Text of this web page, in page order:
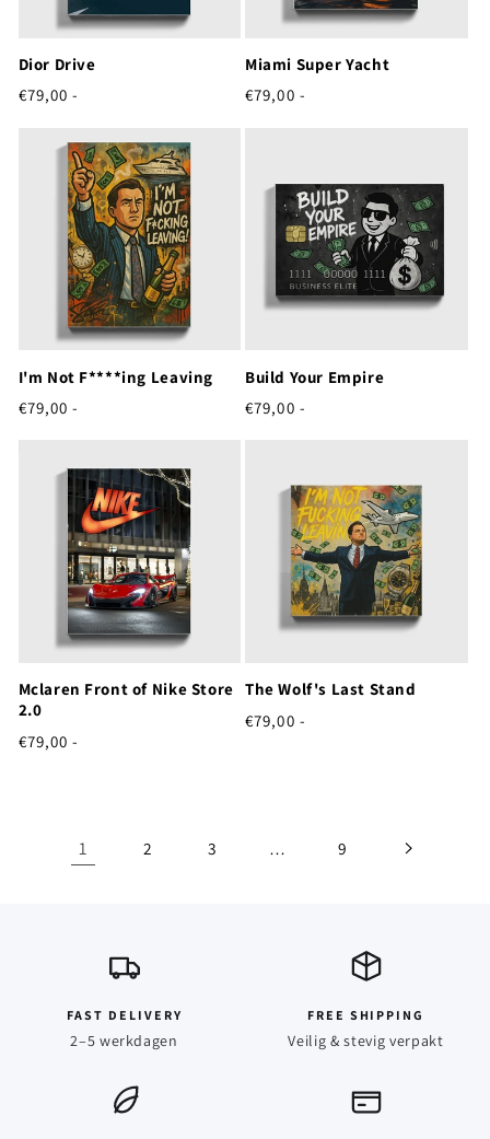
Dior Drive
Normale
€79,00 -
Miami Super Yacht
Normale
€79,00 -
I'm Not F****ing Leaving
Normale
€79,00 -
Build Your Empire
Normale
€79,00 -
Mclaren Front of Nike Store
2.0
Normale
€79,00 -
The Wolf's Last Stand
Normale
€79,00 -
1 2 3 … 9
FAST DELIVERY
2–5 werkdagen
FREE SHIPPING
Veilig & stevig verpakt